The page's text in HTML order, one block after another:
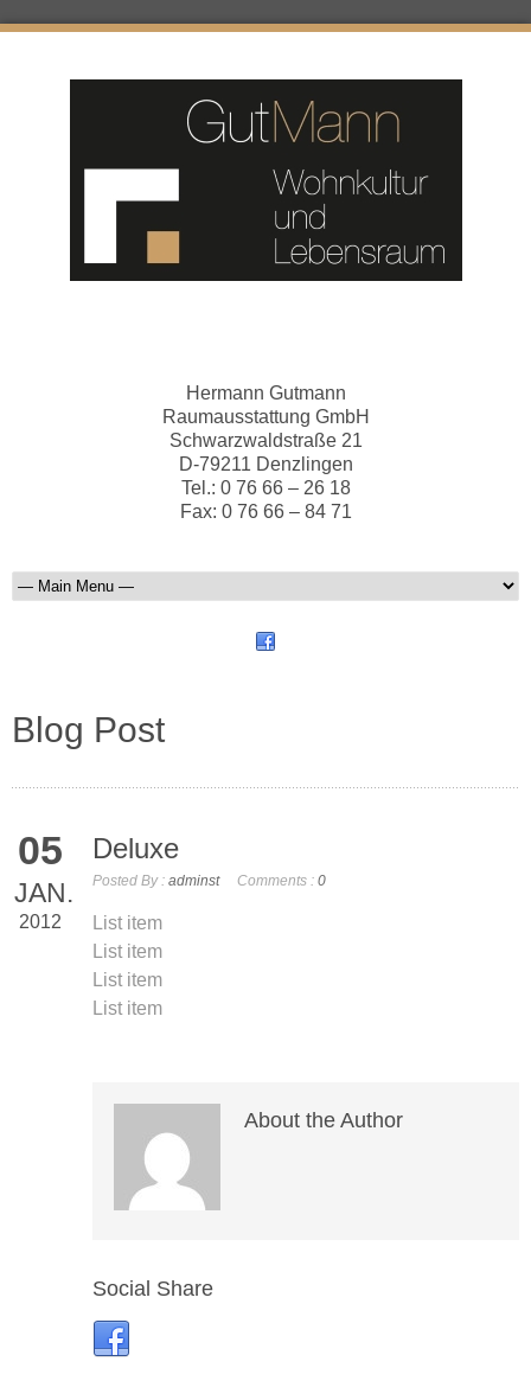
Hermann Gutmann
Raumausstattung GmbH
Schwarzwaldstraße 21
D-79211 Denzlingen
Tel.: 0 76 66 – 26 18
Fax: 0 76 66 – 84 71
Blog Post
05
JAN.
2012
Deluxe
Posted By : adminst Comments : 0
List item
List item
List item
List item
About the Author
Social Share